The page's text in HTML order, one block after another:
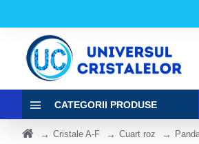
CATEGORII PRODUSE
Cristale A-F Cuart roz